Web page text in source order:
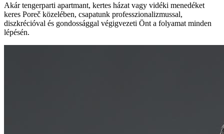
Akár tengerparti apartmant, kertes házat vagy vidéki menedéket
keres Poreč közelében, csapatunk professzionalizmussal,
diszkrécióval és gondossággal végigvezeti Önt a folyamat minden
lépésén.